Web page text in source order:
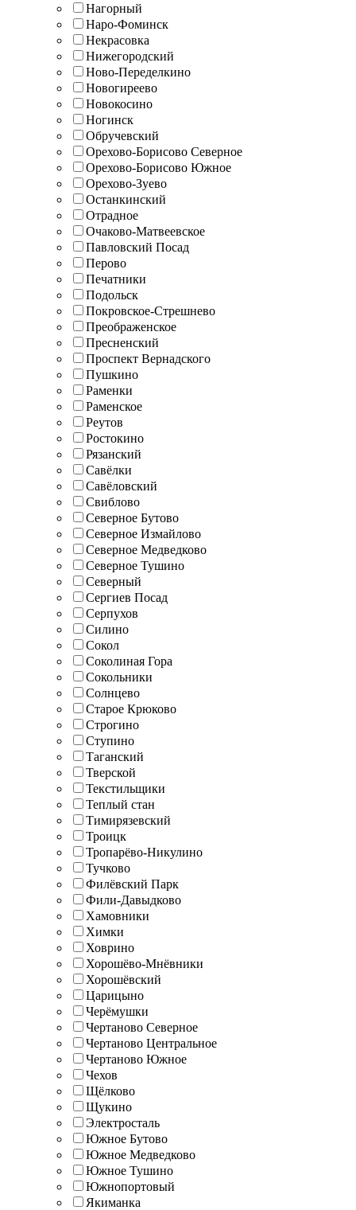
Нагорный
Наро-Фоминск
Некрасовка
Нижегородский
Ново-Переделкино
Новогиреево
Новокосино
Ногинск
Обручевский
Орехово-Борисово Северное
Орехово-Борисово Южное
Орехово-Зуево
Останкинский
Отрадное
Очаково-Матвеевское
Павловский Посад
Перово
Печатники
Подольск
Покровское-Стрешнево
Преображенское
Пресненский
Проспект Вернадского
Пушкино
Раменки
Раменское
Реутов
Ростокино
Рязанский
Савёлки
Савёловский
Свиблово
Северное Бутово
Северное Измайлово
Северное Медведково
Северное Тушино
Северный
Сергиев Посад
Серпухов
Силино
Сокол
Соколиная Гора
Сокольники
Солнцево
Старое Крюково
Строгино
Ступино
Таганский
Тверской
Текстильщики
Теплый стан
Тимирязевский
Троицк
Тропарёво-Никулино
Тучково
Филёвский Парк
Фили-Давыдково
Хамовники
Химки
Ховрино
Хорошёво-Мнёвники
Хорошёвский
Царицыно
Черёмушки
Чертаново Северное
Чертаново Центральное
Чертаново Южное
Чехов
Щёлково
Щукино
Электросталь
Южное Бутово
Южное Медведково
Южное Тушино
Южнопортовый
Якиманка